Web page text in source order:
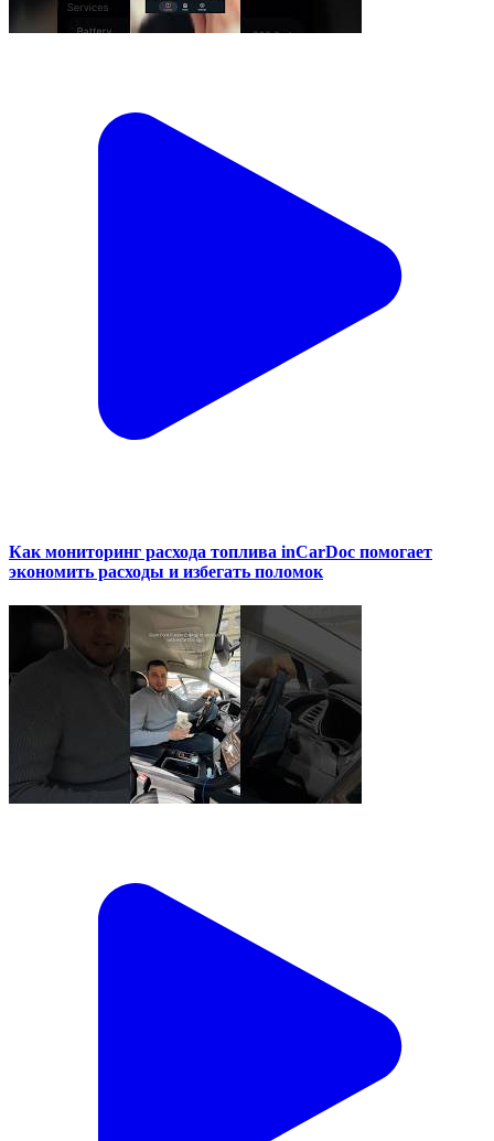
Как мониторинг расхода топлива inCarDoc помогает
экономить расходы и избегать поломок